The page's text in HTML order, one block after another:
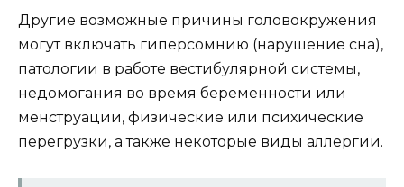
Другие возможные причины головокружения
могут включать гиперсомнию (нарушение сна),
патологии в работе вестибулярной системы,
недомогания во время беременности или
менструации, физические или психические
перегрузки, а также некоторые виды аллергии.